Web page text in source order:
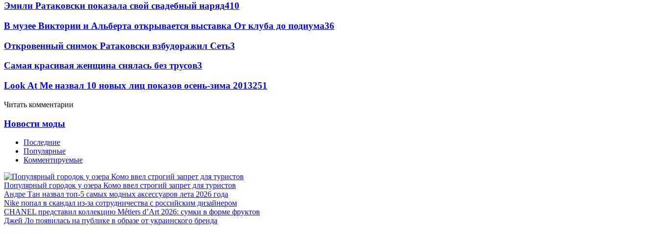
Эмили Ратаковски показала свой свадебный наряд410
В музее Виктории и Альберта открывается выставка От клуба до подиума36
Откровенный снимок Ратаковски взбудоражил Сеть3
Самая красивая женщина снялась без трусов3
Look At Me назвал 10 новых лиц показов осень-зима 2013251
Читать комментарии
Новости моды
Последние
Популярные
Комментируемые
Популярный городок у озера Комо ввел строгий запрет для туристов
Андре Тан назвал топ-5 самых модных аксессуаров лета 2026 года
Nike попал в скандал из-за сотрудничества с российским дизайнером
CHANEL представил коллекцию Métiers d’Art 2026: сумки в форме фруктов
Джей Ло появилась на публике в образе от украинского бренда